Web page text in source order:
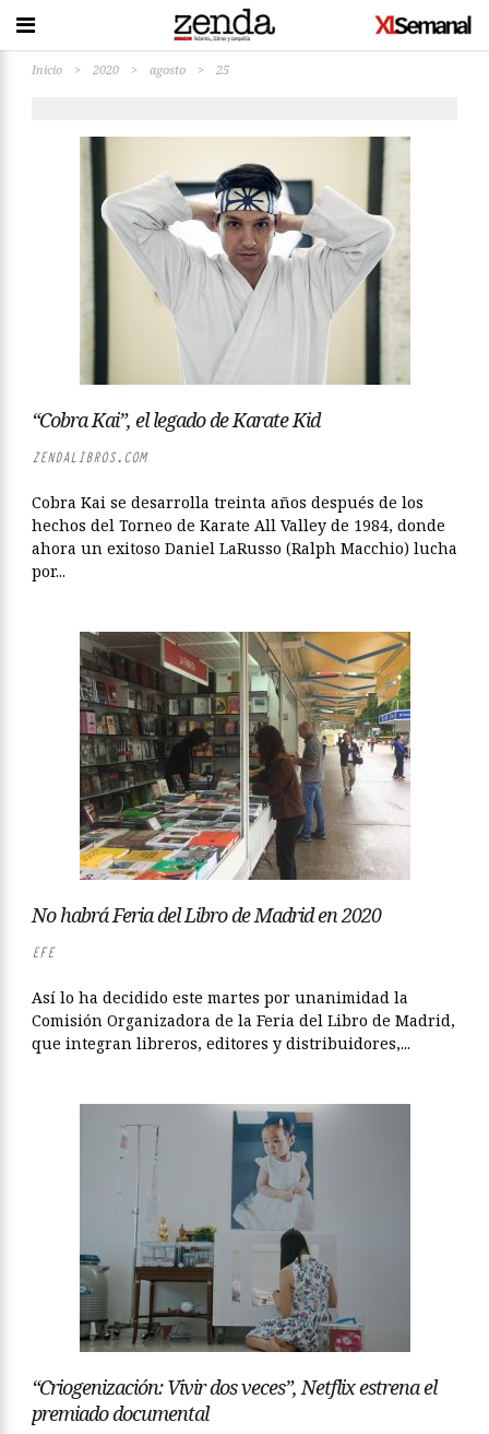
Inicio > 2020 > agosto > 25
“Cobra Kai”, el legado de Karate Kid
ZENDALIBROS.COM
Cobra Kai se desarrolla treinta años después de los
hechos del Torneo de Karate All Valley de 1984, donde
ahora un exitoso Daniel LaRusso (Ralph Macchio) lucha
por...
No habrá Feria del Libro de Madrid en 2020
EFE
Así lo ha decidido este martes por unanimidad la
Comisión Organizadora de la Feria del Libro de Madrid,
que integran libreros, editores y distribuidores,...
“Criogenización: Vivir dos veces”, Netflix estrena el
premiado documental